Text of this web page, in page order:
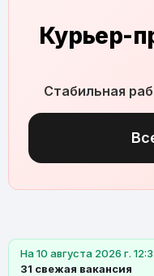
Курьер-
Стабильная
На 10 августа 2026 г.
31 свежая вакансия